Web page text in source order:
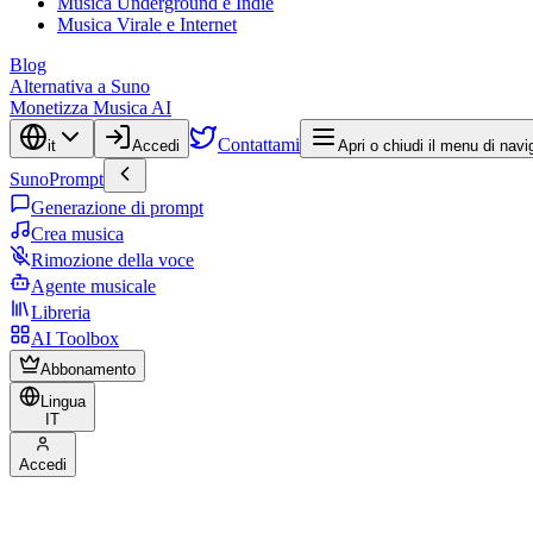
Musica Virale e Internet
Blog
Alternativa a Suno
Monetizza Musica AI
it Accedi Contattami Apri o chiudi il menu di
SunoPrompt
Generazione di prompt
Crea musica
Rimozione della voce
Agente musicale
Libreria
AI Toolbox
Abbonamento
Lingua
IT
Accedi